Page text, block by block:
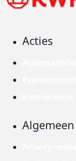
Acties
Algemeen